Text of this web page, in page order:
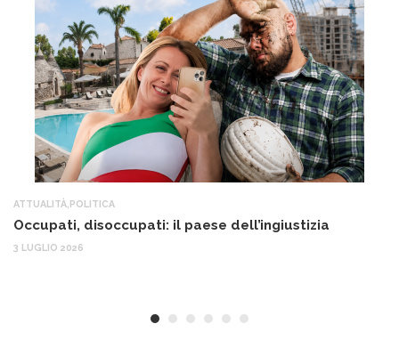
ATTUALITÀ POLITICA
Occupati, disoccupati: il paese dell’ingiustizia
3 LUGLIO 2026